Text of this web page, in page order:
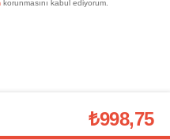
korunmasını kabul ediyorum.
. Tüm hakları saklıdır.
Web sitemizde yer alan
firmamızın yazılı izni alınmadan
₺998,75